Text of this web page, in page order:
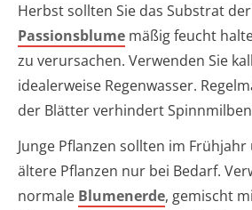
Herbst sollten Sie das Substrat
Passionsblume mäßig feucht
zu verursachen. Verwenden Sie
idealerweise Regenwasser.
der Blätter verhindert
Junge Pflanzen sollten im
ältere Pflanzen nur bei Bedarf.
normale Blumenerde, gemischt